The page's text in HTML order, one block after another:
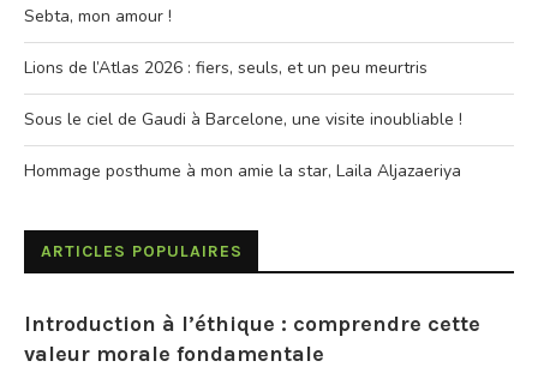
Sebta, mon amour !
Lions de l’Atlas 2026 : fiers, seuls, et un peu meurtris
Sous le ciel de Gaudi à Barcelone, une visite inoubliable !
Hommage posthume à mon amie la star, Laila Aljazaeriya
ARTICLES POPULAIRES
Introduction à l’éthique : comprendre cette
valeur morale fondamentale